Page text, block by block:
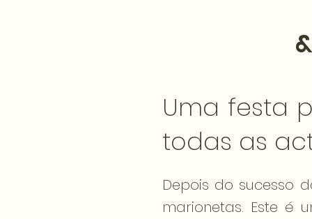
Uma festa
todas as
Depois do sucesso
marionetas. Este é